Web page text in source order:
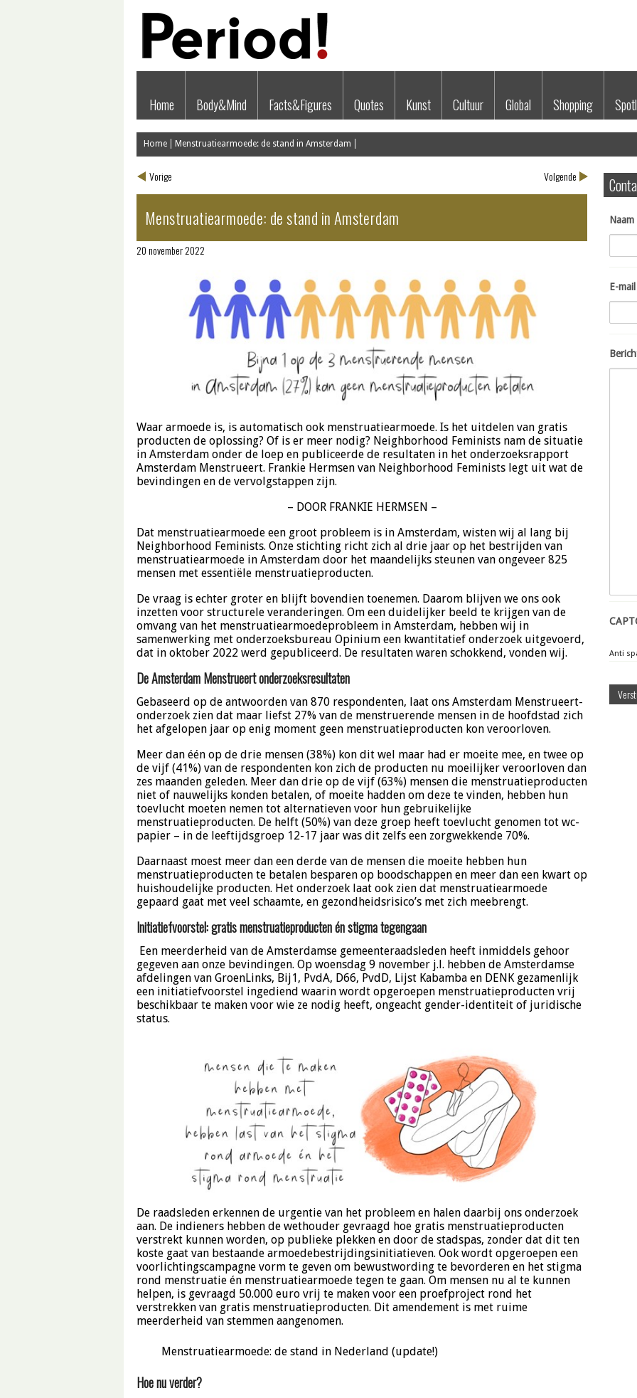
Home Body&Mind Facts&Figures Quotes Kunst Cultuur Global Shopping
Home Menstruatiearmoede: de stand in Amsterdam
Vorige Volgende
Menstruatiearmoede: de stand in Amsterdam
20 november 2022
Waar armoede is, is automatisch ook menstruatiearmoede. Is het uitdelen van gratis
producten de oplossing? Of is er meer nodig? Neighborhood Feminists nam de situatie
in Amsterdam onder de loep en publiceerde de resultaten in het onderzoeksrapport
Amsterdam Menstrueert. Frankie Hermsen van Neighborhood Feminists legt uit wat de
bevindingen en de vervolgstappen zijn.
– DOOR FRANKIE HERMSEN –
Dat menstruatiearmoede een groot probleem is in Amsterdam, wisten wij al lang bij
Neighborhood Feminists. Onze stichting richt zich al drie jaar op het bestrijden van
menstruatiearmoede in Amsterdam door het maandelijks steunen van ongeveer 825
mensen met essentiële menstruatieproducten.
De vraag is echter groter en blijft bovendien toenemen. Daarom blijven we ons ook
inzetten voor structurele veranderingen. Om een duidelijker beeld te krijgen van de
omvang van het menstruatiearmoedeprobleem in Amsterdam, hebben wij in
samenwerking met onderzoeksbureau Opinium een kwantitatief onderzoek uitgevoerd,
dat in oktober 2022 werd gepubliceerd. De resultaten waren schokkend, vonden wij.
De Amsterdam Menstrueert onderzoeksresultaten
Gebaseerd op de antwoorden van 870 respondenten, laat ons Amsterdam Menstrueert-
onderzoek zien dat maar liefst 27% van de menstruerende mensen in de hoofdstad zich
het afgelopen jaar op enig moment geen menstruatieproducten kon veroorloven.
Meer dan één op de drie mensen (38%) kon dit wel maar had er moeite mee, en twee op
de vijf (41%) van de respondenten kon zich de producten nu moeilijker veroorloven dan
zes maanden geleden. Meer dan drie op de vijf (63%) mensen die menstruatieproducten
niet of nauwelijks konden betalen, of moeite hadden om deze te vinden, hebben hun
toevlucht moeten nemen tot alternatieven voor hun gebruikelijke
menstruatieproducten. De helft (50%) van deze groep heeft toevlucht genomen tot wc-
papier – in de leeftijdsgroep 12-17 jaar was dit zelfs een zorgwekkende 70%.
Daarnaast moest meer dan een derde van de mensen die moeite hebben hun
menstruatieproducten te betalen besparen op boodschappen en meer dan een kwart op
huishoudelijke producten. Het onderzoek laat ook zien dat menstruatiearmoede
gepaard gaat met veel schaamte, en gezondheidsrisico’s met zich meebrengt.
Initiatiefvoorstel: gratis menstruatieproducten én stigma tegengaan
Een meerderheid van de Amsterdamse gemeenteraadsleden heeft inmiddels gehoor
gegeven aan onze bevindingen. Op woensdag 9 november j.l. hebben de Amsterdamse
afdelingen van GroenLinks, Bij1, PvdA, D66, PvdD, Lijst Kabamba en DENK gezamenlijk
een initiatiefvoorstel ingediend waarin wordt opgeroepen menstruatieproducten vrij
beschikbaar te maken voor wie ze nodig heeft, ongeacht gender-identiteit of juridische
status.
De raadsleden erkennen de urgentie van het probleem en halen daarbij ons onderzoek
aan. De indieners hebben de wethouder gevraagd hoe gratis menstruatieproducten
verstrekt kunnen worden, op publieke plekken en door de stadspas, zonder dat dit ten
koste gaat van bestaande armoedebestrijdingsinitiatieven. Ook wordt opgeroepen een
voorlichtingscampagne vorm te geven om bewustwording te bevorderen en het stigma
rond menstruatie én menstruatiearmoede tegen te gaan. Om mensen nu al te kunnen
helpen, is gevraagd 50.000 euro vrij te maken voor een proefproject rond het
verstrekken van gratis menstruatieproducten. Dit amendement is met ruime
meerderheid van stemmen aangenomen.
Menstruatiearmoede: de stand in Nederland (update!)
Hoe nu verder?
Naam
E-mail
Anti